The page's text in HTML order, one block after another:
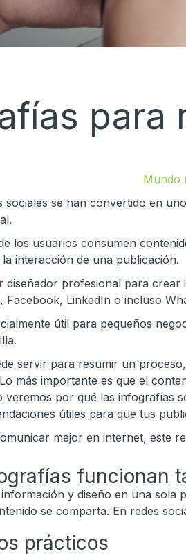
para
Mundo
sociales se han convertido en
los usuarios consumen
interacción de una publicación.
diseñador profesional para
Facebook, LinkedIn o incluso
útil para pequeños
servir para resumir un
más importante es que el
veremos por qué las infografías
útiles para que tus
mejor en internet, este
funcionan
y diseño en una sola
se comparta. En redes
prácticos